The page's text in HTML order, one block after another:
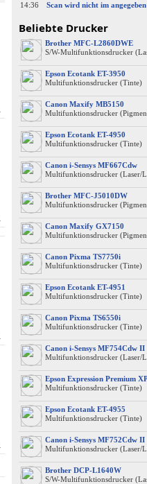
14:36
Beliebte Drucker
Brother MFC-L2860DWE
S/W-Multifunktionsdrucker
Epson Ecotank ET-3950
Multifunktionsdrucker (Tinte)
Canon Maxify MB5150
Multifunktionsdrucker
Epson Ecotank ET-4950
Multifunktionsdrucker (Tinte)
Canon i-Sensys MF667Cdw
Multifunktionsdrucker (Laser/
Brother MFC-J5010DW
Multifunktionsdrucker
Canon Maxify GX7150
Multifunktionsdrucker
Canon Pixma TS7750i
Multifunktionsdrucker (Tinte)
Epson Ecotank ET-4951
Multifunktionsdrucker (Tinte)
Canon Pixma TS6550i
Multifunktionsdrucker (Tinte)
Canon i-Sensys MF754Cdw II
Multifunktionsdrucker (Laser/
Epson Expression Premium
Multifunktionsdrucker (Tinte)
Epson Ecotank ET-4955
Multifunktionsdrucker (Tinte)
Canon i-Sensys MF752Cdw II
Multifunktionsdrucker (Laser/
Brother DCP-L1640W
S/W-Multifunktionsdrucker